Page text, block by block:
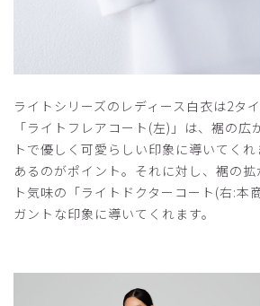
ライトシリーズのレディース白衣は2タイ
「ライトフレアコート(左)」は、裾の広
トで優しく可愛らしい印象に導いてく
あるのがポイント。それに対し、裾の
ト気味の「ライトドクターコート(右:本
ガントな印象に導いてくれます。